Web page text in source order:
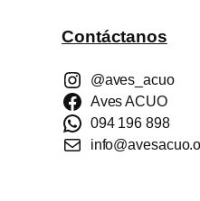
Contáctanos
@aves_acuo
Aves ACUO
094 196 898